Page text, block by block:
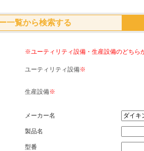
一覧から検索する
※ユーティリティ設備・生産設備のどちら
ユーティリティ設備※
生産設備※
メーカー名
製品名
型番